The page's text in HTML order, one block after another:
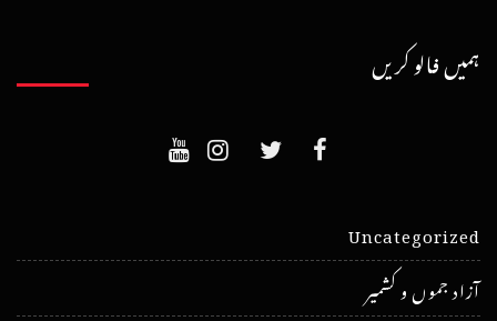
ہمیں فالو کریں
Uncategorized
آزاد جموں و کشمیر